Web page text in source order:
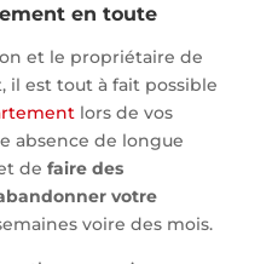
en toute
et le propriétaire de
il est tout à fait possible
lors de vos
absence de longue
de faire des
votre
voire des mois.